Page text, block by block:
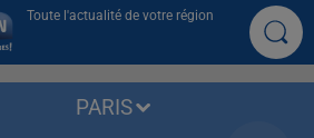
Toute l'actualité de votre région
PARIS